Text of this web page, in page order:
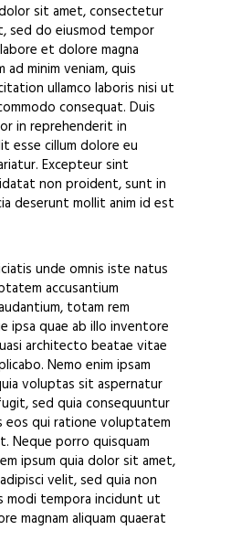
sit amet, consectetur
sed do eiusmod tempor
et dolore magna
ad minim veniam, quis
ullamco laboris nisi ut
consequat. Duis
in reprehenderit in
esse cillum dolore eu
Excepteur sint
non proident, sunt in
deserunt mollit anim id est
unde omnis iste natus
accusantium
totam rem
ipsa quae ab illo inventore
architecto beatae vitae
Nemo enim ipsam
voluptas sit aspernatur
sed quia consequuntur
eos qui ratione voluptatem
Neque porro quisquam
ipsum quia dolor sit amet,
velit, sed quia non
modi tempora incidunt ut
magnam aliquam quaerat